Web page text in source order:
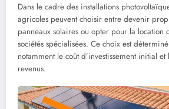
Dans le cadre des installations
agricoles peuvent choisir entre devenir
panneaux solaires ou opter pour la location
sociétés spécialisées. Ce choix est
notamment le coût d’investissement initial
revenus.